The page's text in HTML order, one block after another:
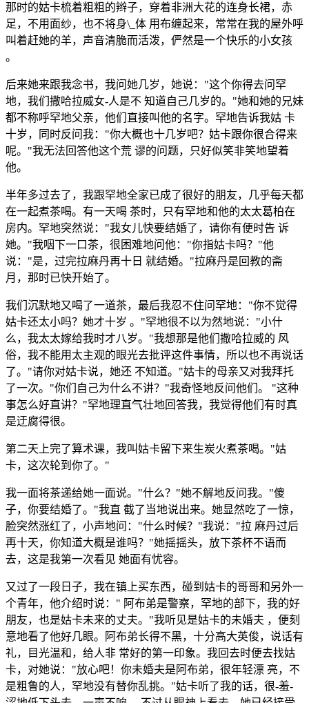
那时的姑卡梳着粗粗的辫子，穿着非洲大花的连身长裙，赤
足，不用面纱，也不将身\_体 用布缠起来，常常在我的屋外呼
叫着赶她的羊，声音清脆而活泼，俨然是一个快乐的小女孩
。
后来她来跟我念书，我问她几岁，她说："这个你得去问罕
地，我们撒哈拉威女-人是不 知道自己几岁的。"她和她的兄妹
都不称呼罕地父亲，他们直接叫他的名字。罕地告诉我姑 卡
十岁，同时反问我："你大概也十几岁吧？姑卡跟你很合得来
呢。"我无法回答他这个荒 谬的问题，只好似笑非笑地望着
他。
半年多过去了，我跟罕地全家已成了很好的朋友，几乎每天都
在一起煮茶喝。有一天喝 茶时，只有罕地和他的太太葛柏在
房内。罕地突然说："我女儿快要结婚了，请你有便时告 诉
她。"我咽下一口茶，很困难地问他："你指姑卡吗？"他
说："是，过完拉麻丹再十日 就结婚。"拉麻丹是回教的斋
月，那时已快开始了。
我们沉默地又喝了一道茶，最后我忍不住问罕地："你不觉得
姑卡还太小吗？她才十岁 。"罕地很不以为然地说："小什
么，我太太嫁给我时才八岁。"我想那是他们撒哈拉威的 风
俗，我不能用太主观的眼光去批评这件事情，所以也不再说话
了。"请你对姑卡说，她还 不知道。"姑卡的母亲又对我拜托
了一次。"你们自己为什么不讲？"我奇怪地反问他们。 "这种
事怎么好直讲？"罕地理直气壮地回答我，我觉得他们有时真
是迂腐得很。
第二天上完了算术课，我叫姑卡留下来生炭火煮茶喝。"姑
卡，这次轮到你了。"
我一面将茶递给她一面说。"什么？"她不解地反问我。"傻
子，你要结婚了。"我直 截了当地说出来。她显然吃了一惊，
脸突然涨红了，小声地问："什么时候？"我说："拉 麻丹过后
再十天，你知道大概是谁吗？"她摇摇头，放下茶杯不语而
去，这是我第一次看见 她面有忧容。
又过了一段日子，我在镇上买东西，碰到姑卡的哥哥和另外一
个青年，他介绍时说：" 阿布弟是警察，罕地的部下，我的好
朋友，也是姑卡未来的丈夫。"我听见是姑卡的未婚夫 ，便刻
意地看了他好几眼。阿布弟长得不黑，十分高大英俊，说话有
礼，目光温和，给人非 常好的第一印象。我回去时便去找姑
卡，对她说："放心吧！你未婚夫是阿布弟，很年轻漂 亮，不
是粗鲁的人，罕地没有替你乱挑。"姑卡听了我的话，很-羞-